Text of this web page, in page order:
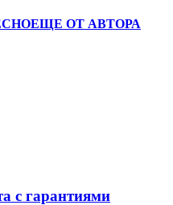
ЕЩЕ ОТ АВТОРА
с гарантиями